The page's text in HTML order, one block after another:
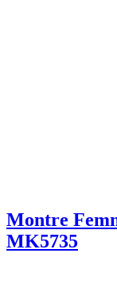
Montre
MK5735